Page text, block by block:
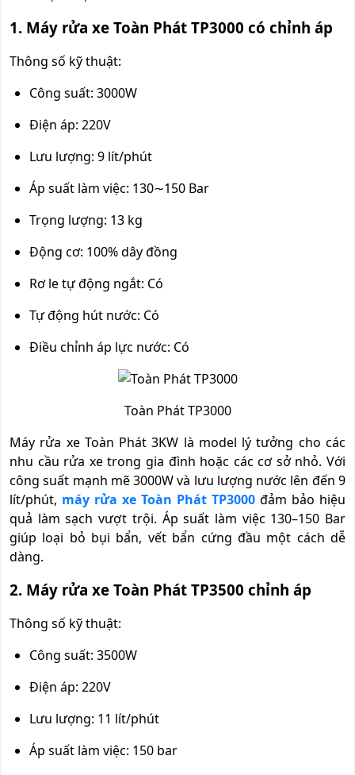
1. Máy rửa xe Toàn Phát TP3000 có chỉnh áp
Thông số kỹ thuật:
Công suất: 3000W
Điện áp: 220V
Lưu lượng: 9 lít/phút
Áp suất làm việc: 130∼150 Bar
Trọng lượng: 13 kg
Động cơ: 100% dây đồng
Rơ le tự động ngắt: Có
Tự động hút nước: Có
Điều chỉnh áp lực nước: Có
Toàn Phát TP3000
Máy rửa xe Toàn Phát 3KW là model lý tưởng cho các
nhu cầu rửa xe trong gia đình hoặc các cơ sở nhỏ. Với
công suất mạnh mẽ 3000W và lưu lượng nước lên đến 9
lít/phút, máy rửa xe Toàn Phát TP3000 đảm bảo hiệu
quả làm sạch vượt trội. Áp suất làm việc 130–150 Bar
giúp loại bỏ bụi bẩn, vết bẩn cứng đầu một cách dễ
dàng.
2. Máy rửa xe Toàn Phát TP3500 chỉnh áp
Thông số kỹ thuật:
Công suất: 3500W
Điện áp: 220V
Lưu lượng: 11 lít/phút
Áp suất làm việc: 150 bar